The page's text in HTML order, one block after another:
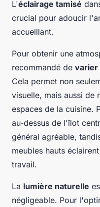
L'éclairage tamisé
crucial pour adoucir
accueillant.
Pour obtenir une
recommandé de varier
Cela permet non
visuelle, mais aussi de
espaces de la cuisine.
au-dessus de l'îlot
général agréable,
meubles hauts
travail.
La lumière naturelle
négligeable. Pour